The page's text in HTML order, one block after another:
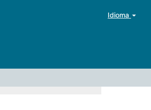
Idioma